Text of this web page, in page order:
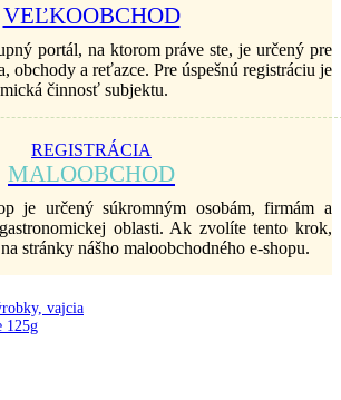
VEĽKOOBCHOD
portál, na ktorom práve ste, je určený pre
obchody a reťazce. Pre úspešnú registráciu je
činnosť subjektu.
REGISTRÁCIA
MALOOBCHOD
je určený súkromným osobám, firmám a
oblasti. Ak zvolíte tento krok,
stránky nášho maloobchodného e-shopu.
vajcia
125g